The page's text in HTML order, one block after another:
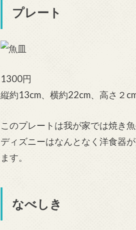
プレート
1300円
縦約13cm、横約22cm、高さ２
このプレートは我が家では焼き
ディズニーはなんとなく洋食器
ます。
なべしき